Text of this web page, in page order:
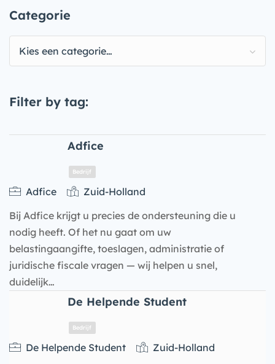
Categorie
Kies een categorie…
Filter by tag:
Adfice
Bedrijf
Adfice
Zuid-Holland
Bij Adfice krijgt u precies de ondersteuning die u
nodig heeft. Of het nu gaat om uw
belastingaangifte, toeslagen, administratie of
juridische fiscale vragen — wij helpen u snel,
duidelijk…
De Helpende Student
De Helpende Student
Zuid-Holland